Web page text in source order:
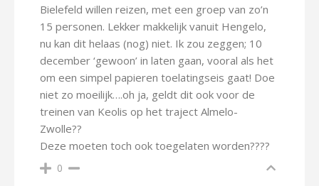
Bielefeld willen reizen, met een groep van zo’n
15 personen. Lekker makkelijk vanuit Hengelo,
nu kan dit helaas (nog) niet. Ik zou zeggen; 10
december ‘gewoon’ in laten gaan, vooral als het
om een simpel papieren toelatingseis gaat! Doe
niet zo moeilijk….oh ja, geldt dit ook voor de
treinen van Keolis op het traject Almelo-
Zwolle??
Deze moeten toch ook toegelaten worden????
0